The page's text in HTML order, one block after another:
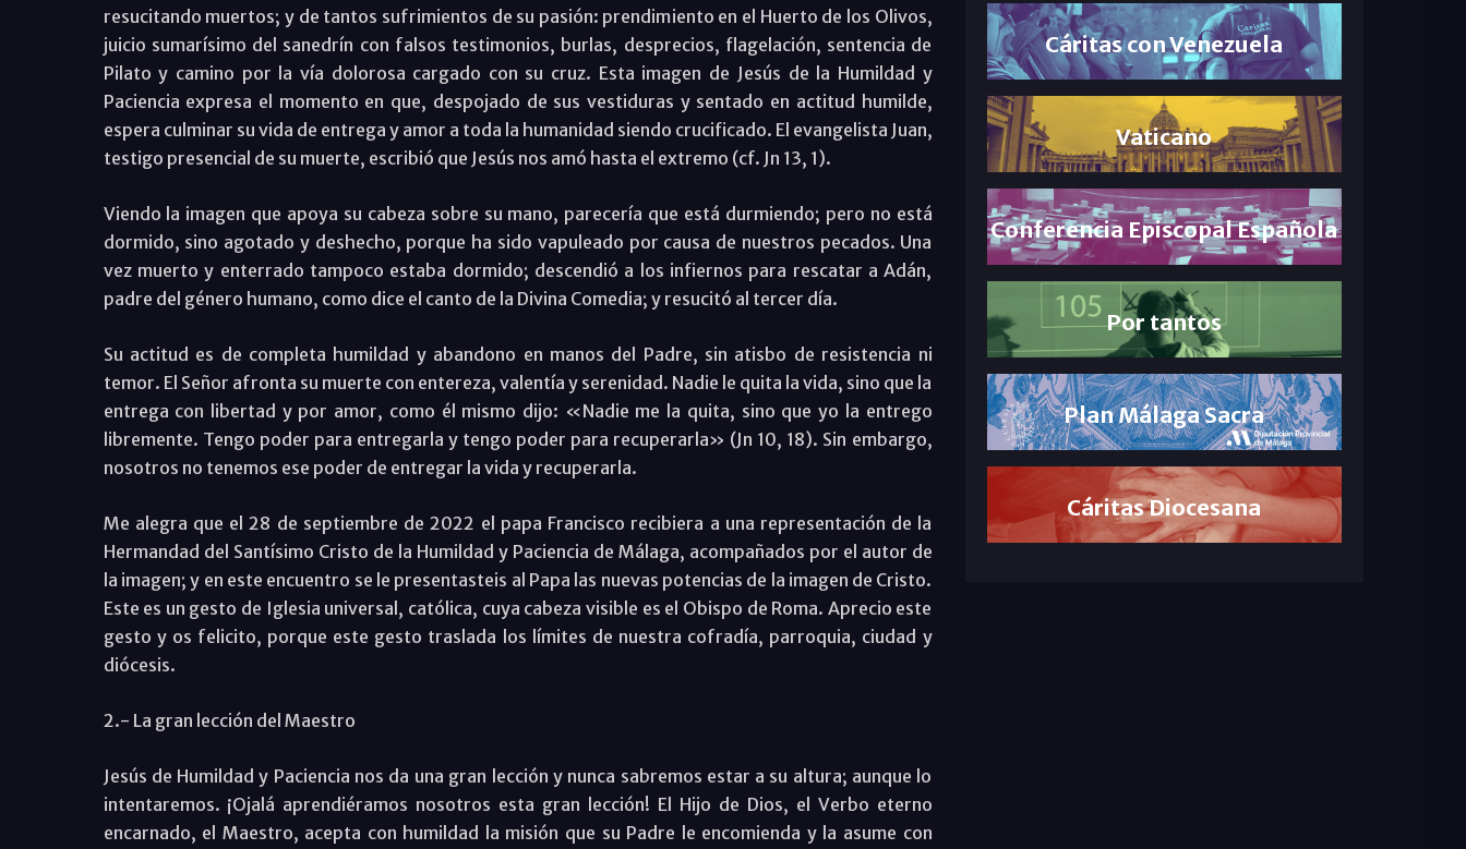
resucitando muertos; y de tantos sufrimientos de su pasión: prendimiento en el Huerto de los Olivos,
juicio sumarísimo del sanedrín con falsos testimonios, burlas, desprecios, flagelación, sentencia de
Pilato y camino por la vía dolorosa cargado con su cruz. Esta imagen de Jesús de la Humildad y
Paciencia expresa el momento en que, despojado de sus vestiduras y sentado en actitud humilde,
espera culminar su vida de entrega y amor a toda la humanidad siendo crucificado. El evangelista Juan,
testigo presencial de su muerte, escribió que Jesús nos amó hasta el extremo (cf. Jn 13, 1).
Viendo la imagen que apoya su cabeza sobre su mano, parecería que está durmiendo; pero no está
dormido, sino agotado y deshecho, porque ha sido vapuleado por causa de nuestros pecados. Una
vez muerto y enterrado tampoco estaba dormido; descendió a los infiernos para rescatar a Adán,
padre del género humano, como dice el canto de la Divina Comedia; y resucitó al tercer día.
Su actitud es de completa humildad y abandono en manos del Padre, sin atisbo de resistencia ni
temor. El Señor afronta su muerte con entereza, valentía y serenidad. Nadie le quita la vida, sino que la
entrega con libertad y por amor, como él mismo dijo: «Nadie me la quita, sino que yo la entrego
libremente. Tengo poder para entregarla y tengo poder para recuperarla» (Jn 10, 18). Sin embargo,
nosotros no tenemos ese poder de entregar la vida y recuperarla.
Me alegra que el 28 de septiembre de 2022 el papa Francisco recibiera a una representación de la
Hermandad del Santísimo Cristo de la Humildad y Paciencia de Málaga, acompañados por el autor de
la imagen; y en este encuentro se le presentasteis al Papa las nuevas potencias de la imagen de Cristo.
Este es un gesto de Iglesia universal, católica, cuya cabeza visible es el Obispo de Roma. Aprecio este
gesto y os felicito, porque este gesto traslada los límites de nuestra cofradía, parroquia, ciudad y
diócesis.
2.- La gran lección del Maestro
Jesús de Humildad y Paciencia nos da una gran lección y nunca sabremos estar a su altura; aunque lo
intentaremos. ¡Ojalá aprendiéramos nosotros esta gran lección! El Hijo de Dios, el Verbo eterno
encarnado, el Maestro, acepta con humildad la misión que su Padre le encomienda y la asume con
Cáritas con Venezuela
Vaticano
Conferencia Episcopal Española
Por tantos
Plan Málaga Sacra
Cáritas Diocesana